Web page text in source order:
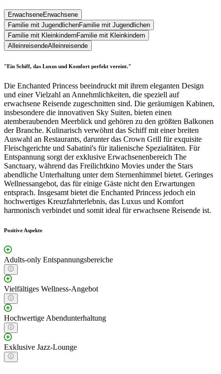
ErwachseneErwachsene
Familie mit JugendlichenFamilie mit Jugendlichen
Familie mit KleinkindernFamilie mit Kleinkindern
AlleinreisendeAlleinreisende
"Ein Schiff, das Luxus und Komfort perfekt vereint."
Die Enchanted Princess beeindruckt mit ihrem eleganten Design
und einer Vielzahl an Annehmlichkeiten, die speziell auf
erwachsene Reisende zugeschnitten sind. Die geräumigen Kabinen,
insbesondere die innovativen Sky Suiten, bieten einen
atemberaubenden Meerblick und gehören zu den größten Balkonen
der Branche. Kulinarisch verwöhnt das Schiff mit einer breiten
Auswahl an Restaurants, darunter das Crown Grill für exquisite
Fleischgerichte und Sabatini's für italienische Spezialitäten. Für
Entspannung sorgt der exklusive Erwachsenenbereich The
Sanctuary, während das Freilichtkino Movies under the Stars
abendliche Unterhaltung unter dem Sternenhimmel bietet. Geringes
Wellnessangebot, das für einige Gäste nicht den Erwartungen
entsprach. Insgesamt bietet die Enchanted Princess jedoch ein
hochwertiges Kreuzfahrterlebnis, das Luxus und Komfort
harmonisch verbindet und somit ideal für erwachsene Reisende ist.
Positive Aspekte
Adults-only Entspannungsbereiche
Vielfältiges Wellness-Angebot
Hochwertige Abendunterhaltung
Exklusive Jazz-Lounge